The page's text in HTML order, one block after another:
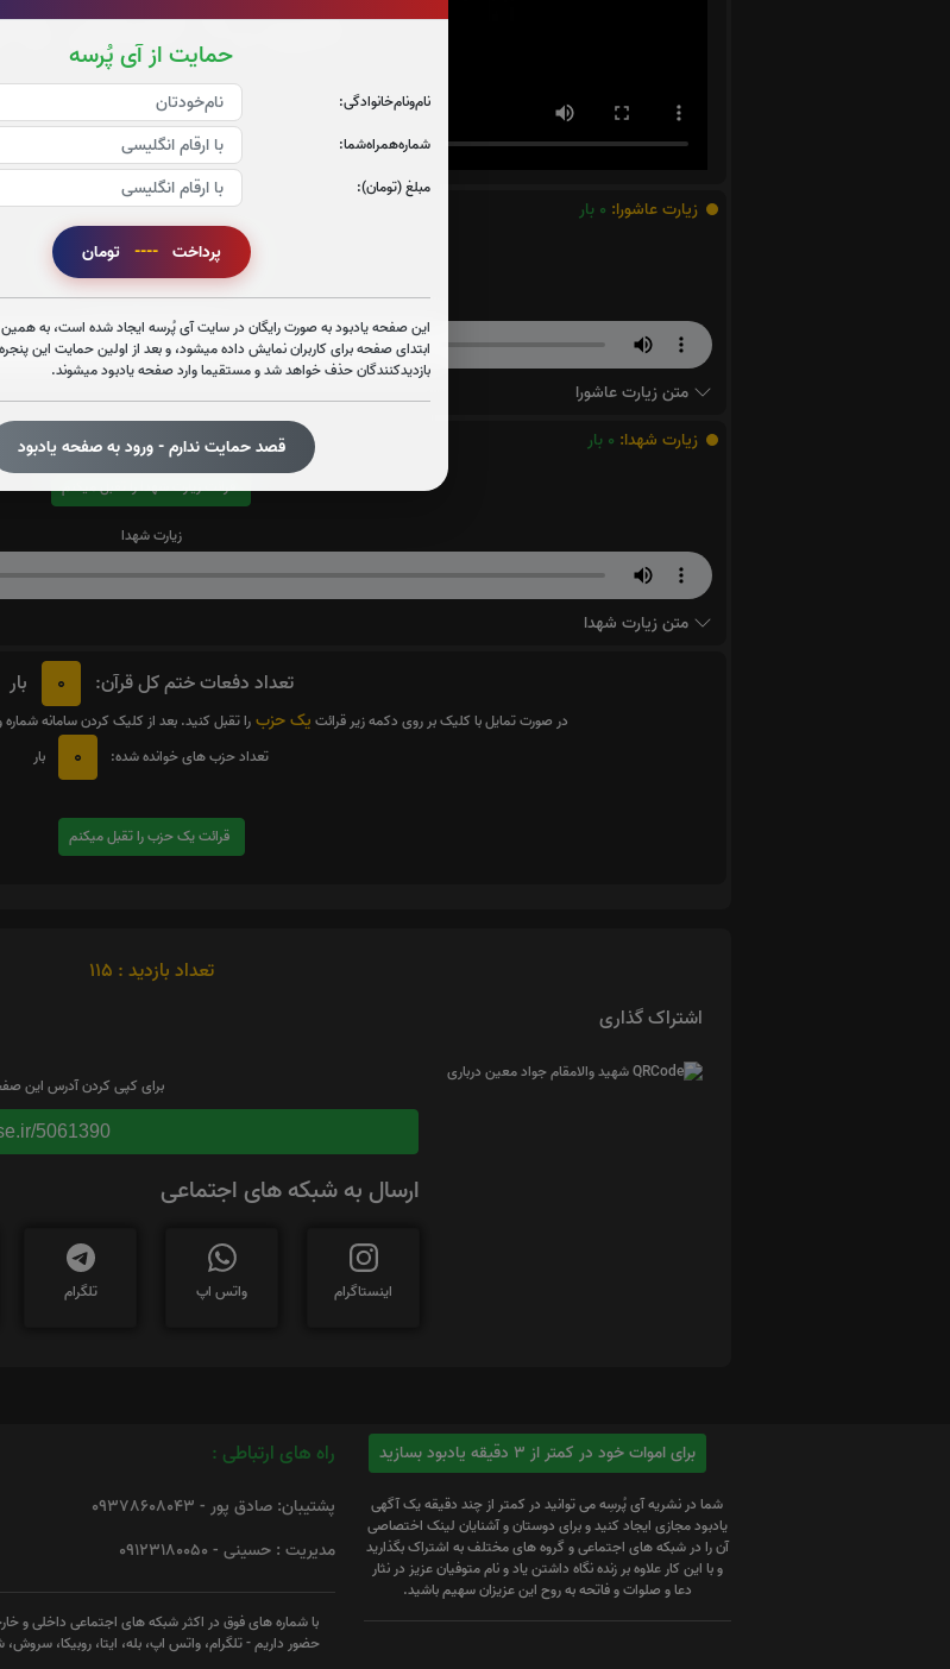
حمایت از آی پُرسه
نام‌و‌نام‌خانوادگی:
شماره‌همراه‌شما:
مبلغ (تومان):
پرداخت ---- تومان
این صفحه یادبود به صورت رایگان در سایت آی پُرسه ایجاد شده است، به
ابتدای صفحه برای کاربران نمایش داده میشود، و بعد از اولین حمایت این
بازدیدکنندگان حذف خواهد شد و مستقیما وارد صفحه یادبود میشوند.
قصد حمایت ندارم - ورود به صفحه یادبود
زیارت عاشورا: 0 بار
قرائت زیارت عاشورا را تقبل میکنم
صوت زیارت عاشورا - فانی
متن زیارت عاشورا
زیارت شهدا: 0 بار
قرائت زیارت شهدا را تقبل میکنم
زیارت شهدا
متن زیارت شهدا
تعداد دفعات ختم کل قرآن: 0 بار
در صورت تمایل با کلیک بر روی دکمه زیر قرائت یک حزبرا تقبل کنید. بعد از کلیک کردن سامانه
تعداد حزب های خوانده شده:
0 بار
قرائت یک حزب را تقبل میکنم
تعداد بازدید : 115
اشتراک گذاری
برای کپی کردن آدرس این
5061390
ارسال به شبکه های اجتماعی
اینستاگرام واتس اپ تلگرام
برای اموات خود در کمتر از 3 دقیقه یادبود بسازید
شما در نشریه آی پُرسِه می توانید در کمتر از چند دقیقه یک آگهی
یادبود مجازی ایجاد کنید و برای دوستان و آشنایان لینک اختصاصی
آن را در شبکه های اجتماعی و گروه های مختلف به اشتراک بگذارید
و با این کار علاوه بر زنده نگاه داشتن یاد و نام متوفیان عزیز در نثار
دعا و صلوات و فاتحه به روح این عزیزان سهیم باشید.
راه های ارتباطی :
پشتیبان: صادق پور - 09378608043
مدیریت : حسینی - 09123180050
با شماره های فوق در اکثر شبکه های اجتماعی داخلی و
حضور داریم - تلگرام، واتس اپ، بله، ایتا، روبیکا، سروش،